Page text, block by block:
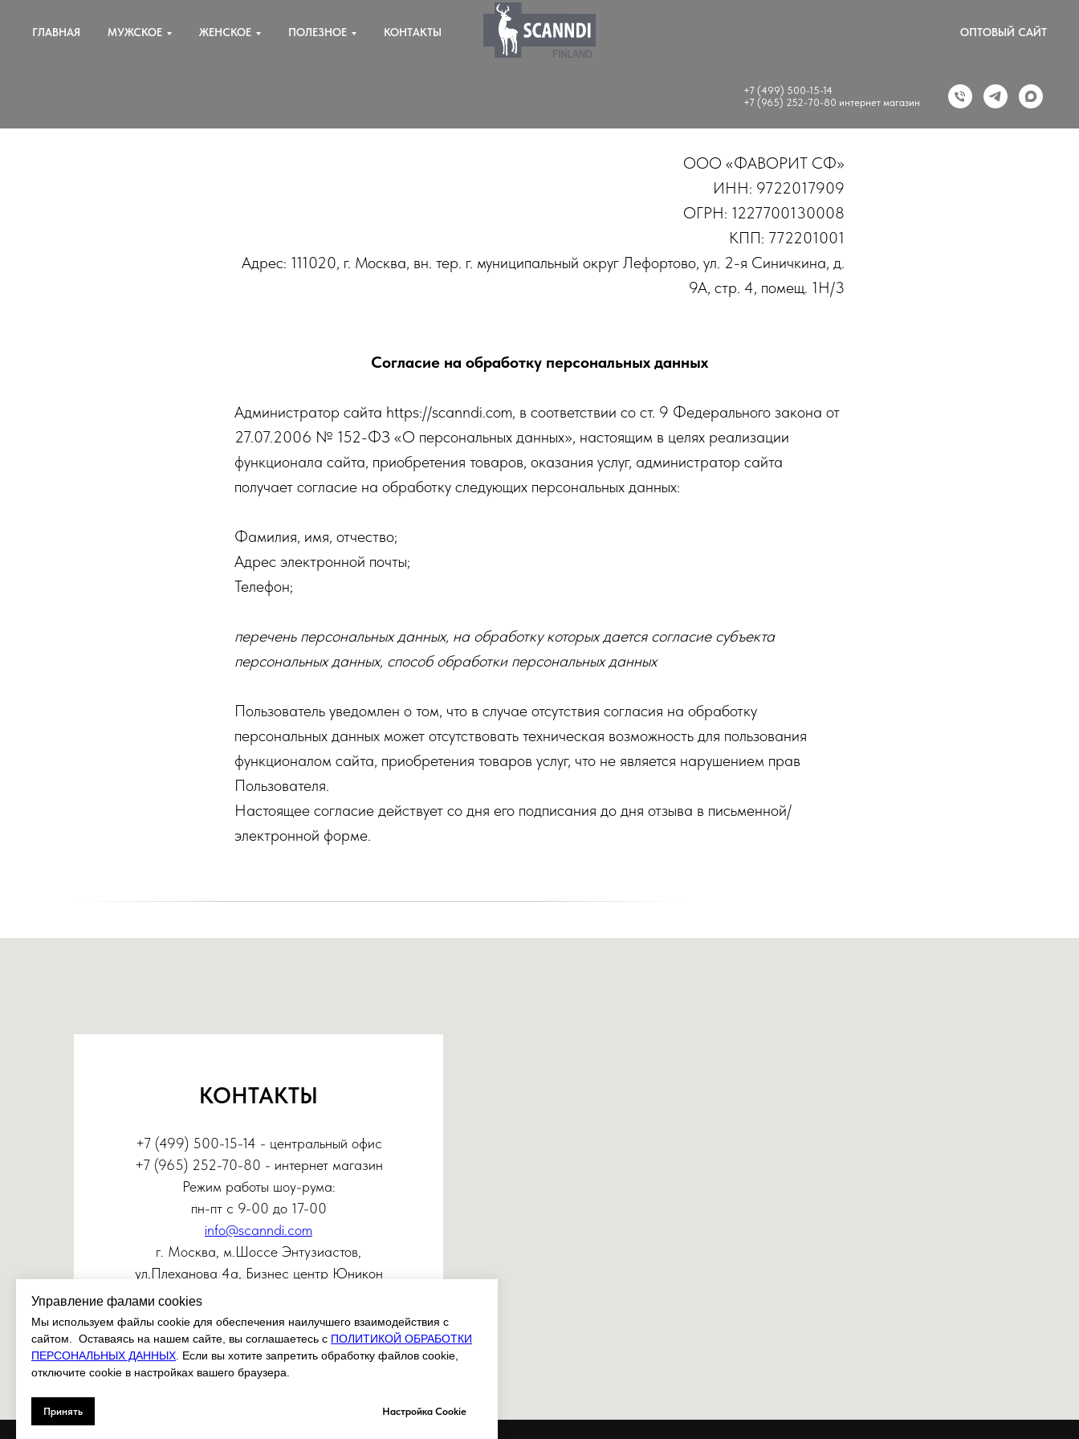
ГЛАВНАЯ МУЖСКОЕ ЖЕНСКОЕ ПОЛЕЗНОЕ КОНТАКТЫ ОПТОВЫЙ САЙТ
+7 (499) 500-15-14
+7 (965) 252-70-80 интернет магазин
ООО «ФАВОРИТ СФ»
ИНН: 9722017909
ОГРН: 1227700130008
КПП: 772201001
Адрес: 111020, г. Москва, вн. тер. г. муниципальный округ Лефортово, ул. 2-я Синичкина, д.
9А, стр. 4, помещ. 1Н/3
Согласие на обработку персональных данных
Администратор сайта https://scanndi.com, в соответствии со ст. 9 Федерального закона от
27.07.2006 № 152-ФЗ «О персональных данных», настоящим в целях реализации
функционала сайта, приобретения товаров, оказания услуг, администратор сайта
получает согласие на обработку следующих персональных данных:
Фамилия, имя, отчество;
Адрес электронной почты;
Телефон;
перечень персональных данных, на обработку которых дается согласие субъекта
персональных данных, способ обработки персональных данных
Пользователь уведомлен о том, что в случае отсутствия согласия на обработку
персональных данных может отсутствовать техническая возможность для пользования
функционалом сайта, приобретения товаров услуг, что не является нарушением прав
Пользователя.
Настоящее согласие действует со дня его подписания до дня отзыва в письменной/
электронной форме.
КОНТАКТЫ
+7 (499) 500-15-14 - центральный офис
+7 (965) 252-70-80 - интернет магазин
Режим работы шоу-рума:
пн-пт с 9-00 до 17-00
info@scanndi.com
г. Москва, м.Шоссе Энтузиастов,
ул.Плеханова 4а, Бизнес центр Юникон
Управление фалами cookies
Мы используем файлы cookie для обеспечения наилучшего взаимодействия с
сайтом. Оставаясь на нашем сайте, вы соглашаетесь с ПОЛИТИКОЙ ОБРАБОТКИ
ПЕРСОНАЛЬНЫХ ДАННЫХ. Если вы хотите запретить обработку файлов cookie,
отключите cookie в настройках вашего браузера.
Принять Настройка Cookie
© SCANNDI FINLAND 2025